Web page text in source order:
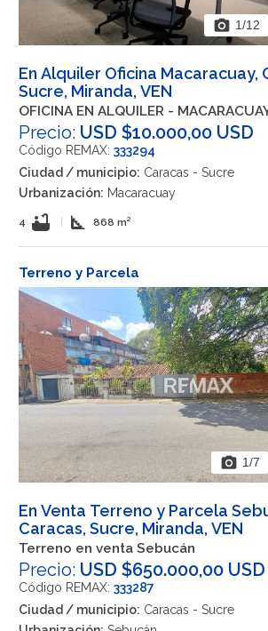
photo_camera 1/12
En Alquiler Oficina Macaracuay,
Sucre, Miranda, VEN
OFICINA EN ALQUILER -
Precio: USD $10.000,00 USD
Código REMAX: 333294
Ciudad / municipio: Caracas - Sucre
Urbanización: Macaracuay
4 bathtub square_foot 868 m²
Terreno y Parcela
photo_camera 1/7
En Venta Terreno y Parcela
Caracas, Sucre, Miranda, VEN
Terreno en venta Sebucán
Precio: USD $650.000,00 USD
Código REMAX: 333287
Ciudad / municipio: Caracas - Sucre